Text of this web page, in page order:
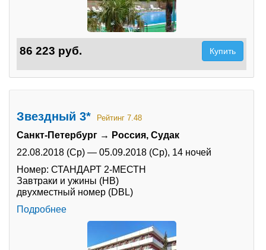
86 223 руб. Купить
Звездный 3* Рейтинг 7.48
Санкт-Петербург → Россия, Судак
22.08.2018 (Ср) — 05.09.2018 (Ср), 14 ночей
Номер: СТАНДАРТ 2-МЕСТН
Завтраки и ужины (HB)
двухместный номер (DBL)
Подробнее